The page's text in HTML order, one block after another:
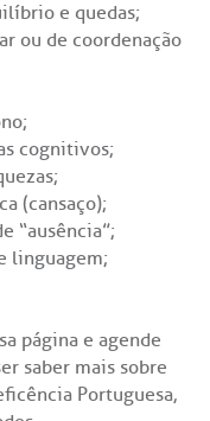
e quedas;
ou de coordenação
cognitivos;
(cansaço);
“ausência”;
linguagem;
página eagende
saber mais sobre
Portuguesa,